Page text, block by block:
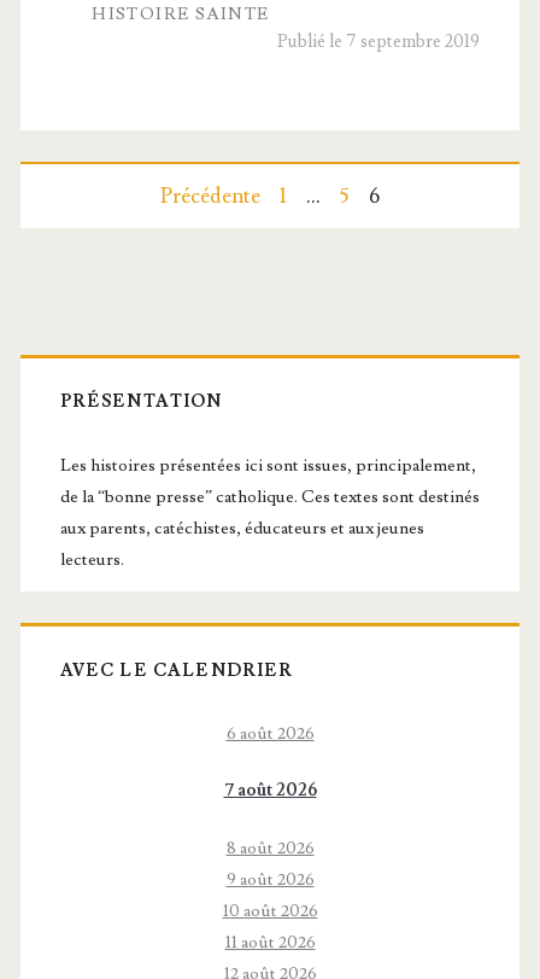
nard
en avion
HISTOIRE SAINTE
Publié le 7 septembre 2019
Pagination
publications
Précédente 1 … 5 6
Barre
latérale
principale
PRÉSENTATION
Les histoires présentées ici sont issues, principalement,
de la “bonne presse” catholique. Ces textes sont destinés
aux parents, catéchistes, éducateurs et aux jeunes
lecteurs.
AVEC LE CALENDRIER
6 août 2026
7 août 2026
8 août 2026
9 août 2026
10 août 2026
11 août 2026
12 août 2026